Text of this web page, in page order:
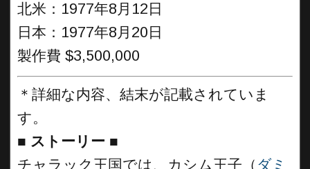
北米：1977年8月12日
日本：1977年8月20日
製作費 $3,500,000
＊詳細な内容、結末が記載されていま
す。
■ ストーリー ■
チャラック王国では、カシム王子（ ダミ